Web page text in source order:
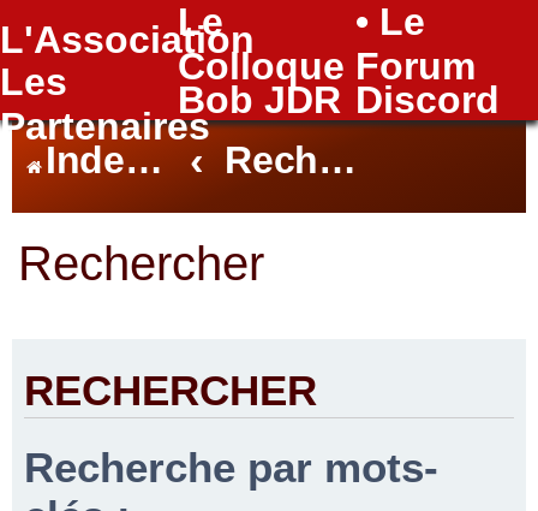
L'Association
Le
Colloque
• Le
Forum
Les
Partenaires
Bob JDR Discord
FAQ
Index du forum Rechercher
Rechercher
RECHERCHER
Recherche par mots-